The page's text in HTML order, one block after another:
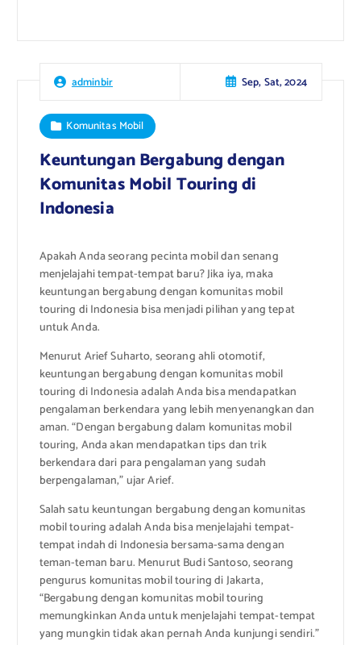
adminbir Sep, Sat, 2024
Komunitas Mobil
Keuntungan Bergabung dengan
Komunitas Mobil Touring di
Indonesia
Apakah Anda seorang pecinta mobil dan senang
menjelajahi tempat-tempat baru? Jika iya, maka
keuntungan bergabung dengan komunitas mobil
touring di Indonesia bisa menjadi pilihan yang tepat
untuk Anda.
Menurut Arief Suharto, seorang ahli otomotif,
keuntungan bergabung dengan komunitas mobil
touring di Indonesia adalah Anda bisa mendapatkan
pengalaman berkendara yang lebih menyenangkan dan
aman. “Dengan bergabung dalam komunitas mobil
touring, Anda akan mendapatkan tips dan trik
berkendara dari para pengalaman yang sudah
berpengalaman,” ujar Arief.
Salah satu keuntungan bergabung dengan komunitas
mobil touring adalah Anda bisa menjelajahi tempat-
tempat indah di Indonesia bersama-sama dengan
teman-teman baru. Menurut Budi Santoso, seorang
pengurus komunitas mobil touring di Jakarta,
“Bergabung dengan komunitas mobil touring
memungkinkan Anda untuk menjelajahi tempat-tempat
yang mungkin tidak akan pernah Anda kunjungi sendiri.”